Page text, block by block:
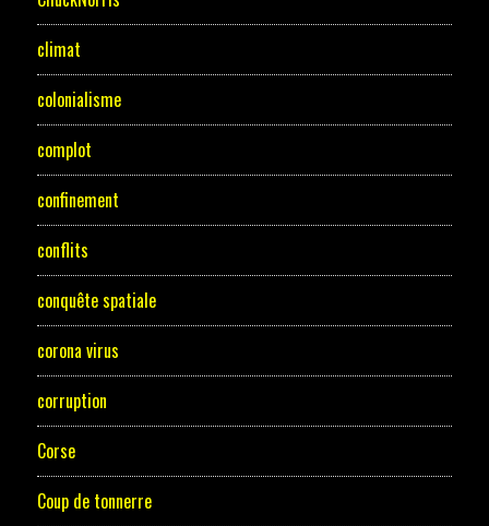
climat
colonialisme
complot
confinement
conflits
conquête spatiale
corona virus
corruption
Corse
Coup de tonnerre